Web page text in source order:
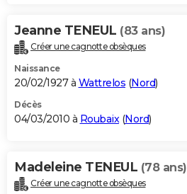
Jeanne TENEUL (83 ans)
Créer une cagnotte obsèques
Naissance
20/02/1927 à Wattrelos (Nord)
Décès
04/03/2010 à Roubaix(Nord)
Madeleine TENEUL (78 ans)
Créer une cagnotte obsèques